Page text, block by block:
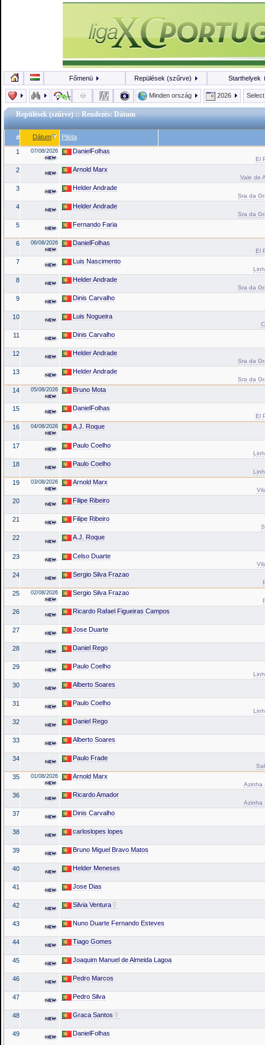
Főmenü Repülések (szűrve) Starthelyek
Minden ország 2026
Repülések (szűrve) :: Rendezés: Dátum
# Dátum Pilóta
1 07/08/2026 DanielFolhas
El
2 Arnold Marx
Vale de
3 Helder Andrade
Sra da
4 Helder Andrade
Sra da
5 Fernando Faria
6 06/08/2026 DanielFolhas
El
7 Luis Nascimento
8 Helder Andrade
Sra da
9 Dinis Carvalho
10 Luis Nogueira
11 Dinis Carvalho
12 Helder Andrade
Sra da
13 Helder Andrade
Sra da
14 05/08/2026 Bruno Mota
15 DanielFolhas
El
16 04/08/2026 A.J. Roque
17 Paulo Coelho
18 Paulo Coelho
19 03/08/2026 Arnold Marx
20 Filipe Ribeiro
21 Filipe Ribeiro
22 A.J. Roque
23 Celso Duarte
24 Sergio Silva Frazao
25 02/08/2026 Sergio Silva Frazao
26 Ricardo Rafael Figueiras Campos
27 Jose Duarte
28 Daniel Rego
29 Paulo Coelho
30 Alberto Soares
31 Paulo Coelho
32 Daniel Rego
33 Alberto Soares
34 Paulo Frade
35 01/08/2026 Arnold Marx
Azinha
36 Ricardo Amador
Azinha
37 Dinis Carvalho
38 carloslopes lopes
39 Bruno Miguel Bravo Matos
40 Helder Meneses
41 Jose Dias
42 Silvia Ventura
43 Nuno Duarte Fernando Esteves
44 Tiago Gomes
45 Joaquim Manuel de Almeida Lagoa
46 Pedro Marcos
47 Pedro Silva
48 Graca Santos
49 DanielFolhas